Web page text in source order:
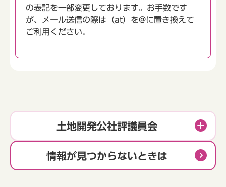
の表記を一部変更しております。お手数です
が、メール送信の際は（at）を@に置き換えて
ご利用ください。
土地開発公社評議員会
情報が見つからないときは